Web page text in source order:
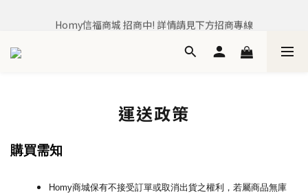
Homy信福商城 招商中! 詳情請見下方招商專線
Homy信福商城，是信義房屋企業集團所有 居住生活商城
運送政策
購買需知
Homy商城保有不接受訂單或取消出貨之權利，若屬商品無庫